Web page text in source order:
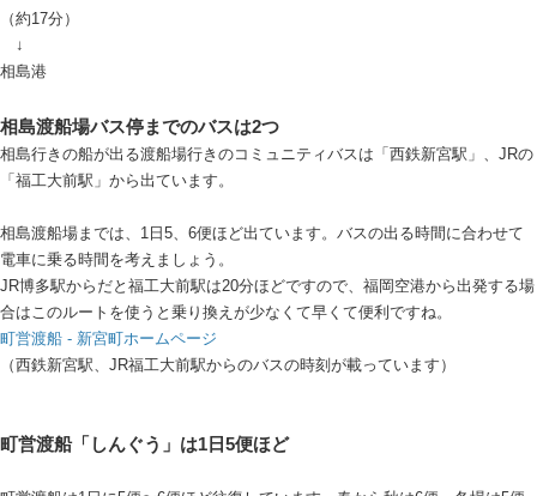
（約17分）
↓
相島港
相島渡船場バス停までのバスは2つ
相島行きの船が出る渡船場行きのコミュニティバスは「西鉄新宮駅」、JRの
「福工大前駅」から出ています。
相島渡船場までは、1日5、6便ほど出ています。バスの出る時間に合わせて
電車に乗る時間を考えましょう。
JR博多駅からだと福工大前駅は20分ほどですので、福岡空港から出発する場
合はこのルートを使うと乗り換えが少なくて早くて便利ですね。
町営渡船 - 新宮町ホームページ
（西鉄新宮駅、JR福工大前駅からのバスの時刻が載っています）
町営渡船「しんぐう」は1日5便ほど